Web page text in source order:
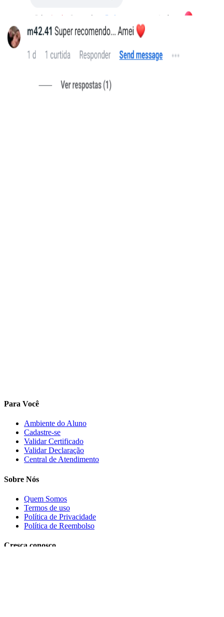
Para Você
Ambiente do Aluno
Cadastre-se
Validar Certificado
Validar Declaração
Central de Atendimento
Sobre Nós
Quem Somos
Termos de uso
Política de Privacidade
Política de Reembolso
Cresça conosco